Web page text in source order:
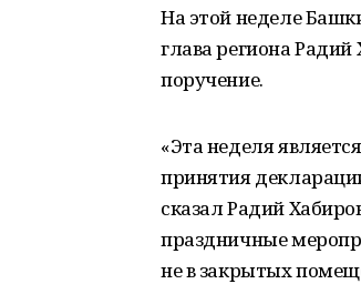
На этой неделе
глава региона
поручение.
«Эта неделя
принятия
сказал Радий
праздничные
не в закрытых